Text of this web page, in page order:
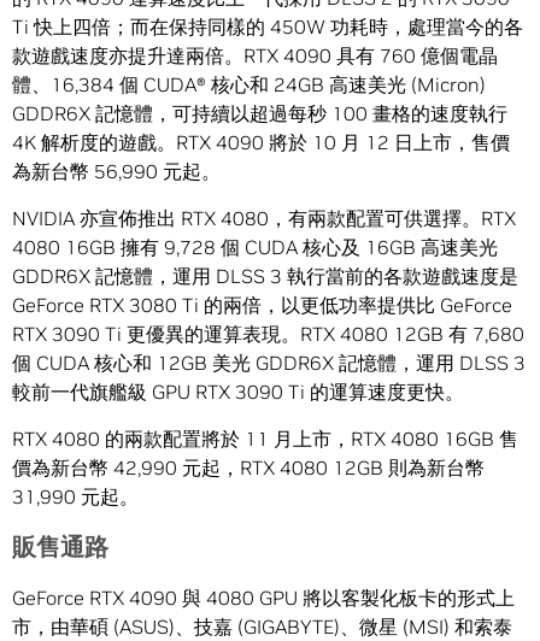
Ti 快上四倍；而在保持同樣的 450W 功耗時，處理當今的各
款遊戲速度亦提升達兩倍。RTX 4090 具有 760 億個電晶
體、16,384 個 CUDA® 核心和 24GB 高速美光 (Micron)
GDDR6X 記憶體，可持續以超過每秒 100 畫格的速度執行
4K 解析度的遊戲。RTX 4090 將於 10 月 12 日上市，售價
為新台幣 56,990 元起。
NVIDIA 亦宣佈推出 RTX 4080，有兩款配置可供選擇。RTX
4080 16GB 擁有 9,728 個 CUDA 核心及 16GB 高速美光
GDDR6X 記憶體，運用 DLSS 3 執行當前的各款遊戲速度是
GeForce RTX 3080 Ti 的兩倍，以更低功率提供比 GeForce
RTX 3090 Ti 更優異的運算表現。RTX 4080 12GB 有 7,680
個 CUDA 核心和 12GB 美光 GDDR6X 記憶體，運用 DLSS 3
較前一代旗艦級 GPU RTX 3090 Ti 的運算速度更快。
RTX 4080 的兩款配置將於 11 月上市，RTX 4080 16GB 售
價為新台幣 42,990 元起，RTX 4080 12GB 則為新台幣
31,990 元起。
販售通路
GeForce RTX 4090 與 4080 GPU 將以客製化板卡的形式上
市，由華碩 (ASUS)、技嘉 (GIGABYTE)、微星 (MSI) 和索泰